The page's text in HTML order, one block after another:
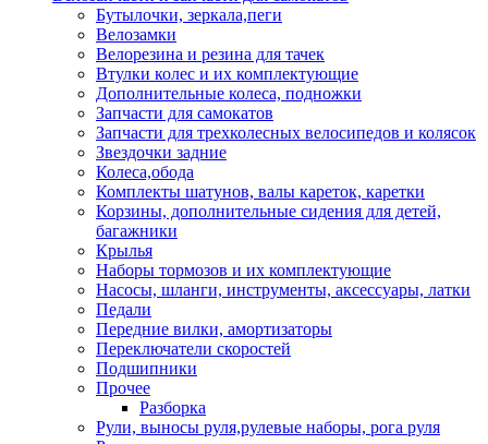
Бутылочки, зеркала,пеги
Велозамки
Велорезина и резина для тачек
Втулки колес и их комплектующие
Дополнительные колеса, подножки
Запчасти для самокатов
Запчасти для трехколесных велосипедов и колясок
Звездочки задние
Колеса,обода
Комплекты шатунов, валы кареток, каретки
Корзины, дополнительные сидения для детей,
багажники
Крылья
Наборы тормозов и их комплектующие
Насосы, шланги, инструменты, аксессуары, латки
Педали
Передние вилки, амортизаторы
Переключатели скоростей
Подшипники
Прочее
Разборка
Рули, выносы руля,рулевые наборы, рога руля